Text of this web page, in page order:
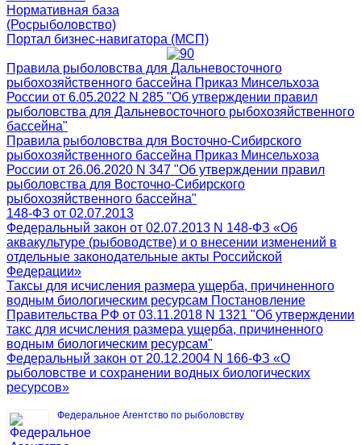
Нормативная база
(Росрыболовство)
Портал бизнес-навигатора (МСП)
Правила рыболовства для Дальневосточного
рыбохозяйственного бассейна Приказ Минсельхоза
России от 6.05.2022 N 285 "Об утверждении правил
рыболовства для Дальневосточного рыбохозяйственного
бассейна"
Правила рыболовства для Восточно-Сибирского
рыбохозяйственного бассейна Приказ Минсельхоза
России от 26.06.2020 N 347 "Об утверждении правил
рыболовства для Восточно-Сибирского
рыбохозяйственного бассейна"
148-ФЗ от 02.07.2013
Федеральный закон от 02.07.2013 N 148-ФЗ «Об
аквакультуре (рыбоводстве) и о внесении изменений в
отдельные законодательные акты Российской
Федерации»
Таксы для исчисления размера ущерба, причиненного
водным биологическим ресурсам Постановление
Правительства РФ от 03.11.2018 N 1321 "Об утверждении
такс для исчисления размера ущерба, причиненного
водным биологическим ресурсам"
Федеральный закон от 20.12.2004 N 166-ФЗ «О
рыболовстве и сохранении водных биологических
ресурсов»
Федеральное Агентство по рыболовству